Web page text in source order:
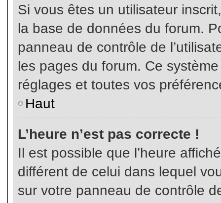
Si vous êtes un utilisateur
la base de données du forum.
panneau de contrôle de
les pages du forum. Ce
réglages et toutes vos
Haut
L’heure n’est pas correcte !
Il est possible que l’heure
différent de celui dans lequel
sur votre panneau de contrôle